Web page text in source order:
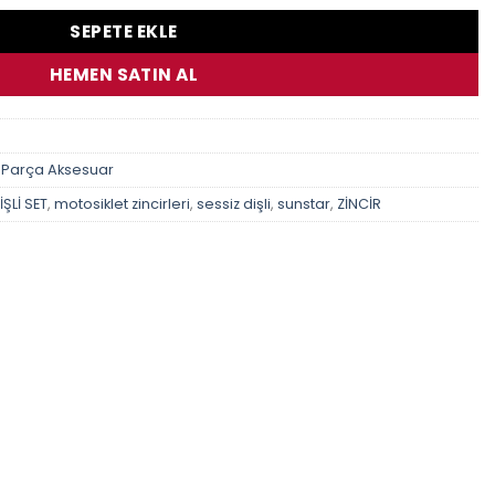
SEPETE EKLE
HEMEN SATIN AL
Aksesuar
SET, motosiklet zincirleri, sessiz dişli, sunstar, ZİNCİR